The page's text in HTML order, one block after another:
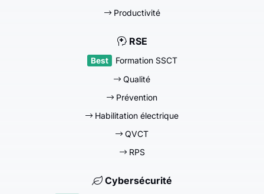
Productivité
RSE
Formation SSCT
Qualité
Prévention
Habilitation électrique
QVCT
RPS
Cybersécurité